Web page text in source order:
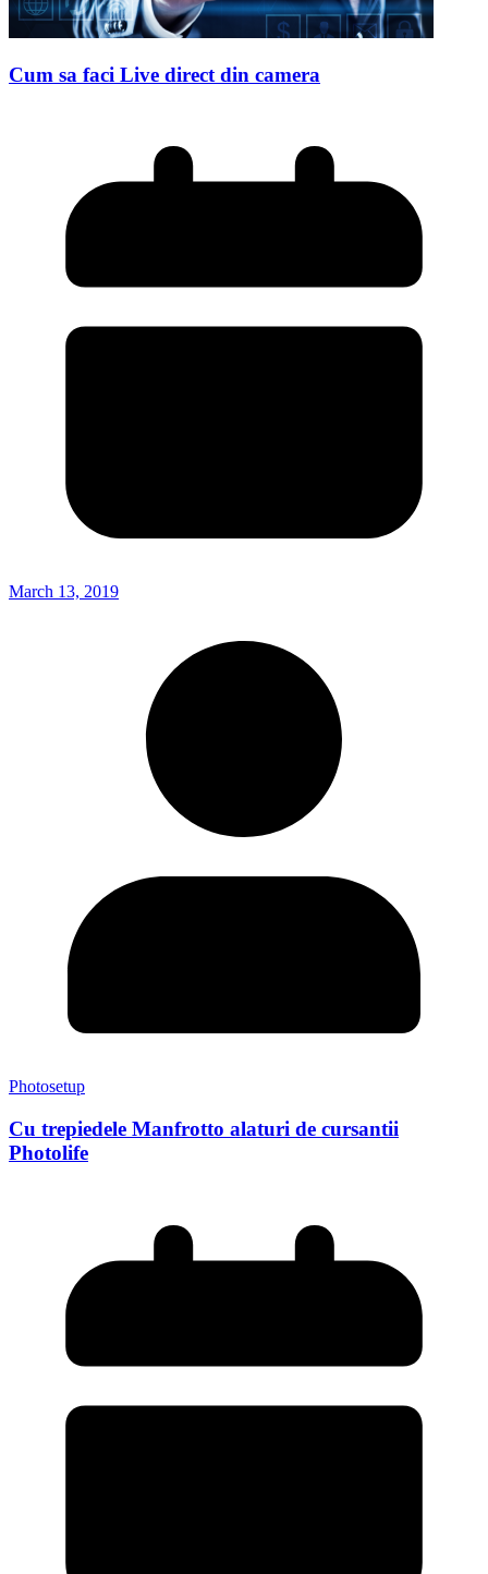
Cum sa faci Live direct din camera
March 13, 2019
Photosetup
Cu trepiedele Manfrotto alaturi de cursantii
Photolife